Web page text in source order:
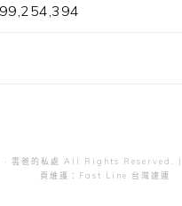
雲爸的私處 All Rights Reserved. |
頁維護：
Fast Line 台灣速連